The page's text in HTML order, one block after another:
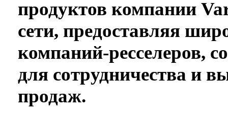
продуктов компании
сети, предоставляя
компаний-ресселеров,
для сотрудничества и
продаж.